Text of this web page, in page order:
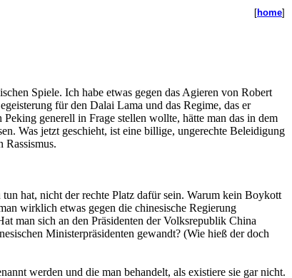
[home]
Spiele. Ich habe etwas gegen das Agieren von Robert
für den Dalai Lama und das Regime, das er
generell in Frage stellen wollte, hätte man das in dem
Was jetzt geschieht, ist eine billige, ungerechte Beleidigung
Rassismus.
hat, nicht der rechte Platz dafür sein. Warum kein Boykott
wirklich etwas gegen die chinesische Regierung
man sich an den Präsidenten der Volksrepublik China
Ministerpräsidenten gewandt? (Wie hieß der doch
werden und die man behandelt, als existiere sie gar nicht.